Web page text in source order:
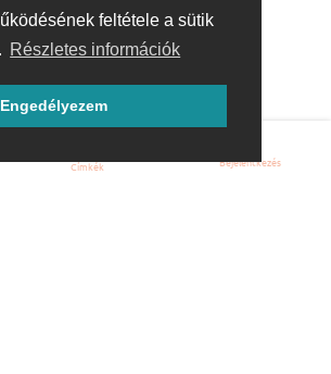
feltétele a sütik
Részletes információk
Engedélyezem
Címkék Bejelentkezés